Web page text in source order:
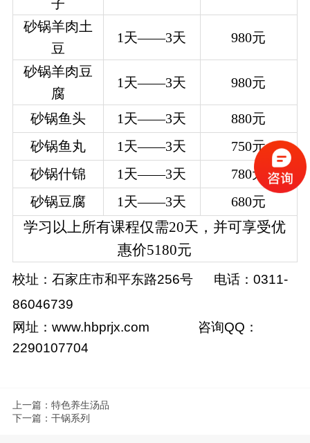
子
砂锅羊肉土
豆
1天——3天 980元
砂锅羊肉豆
腐
1天——3天 980元
砂锅鱼头 1天——3天 880元
砂锅鱼丸
1天——3天 750元
砂锅什锦
1天——3天 780元
砂锅豆腐
1天——3天 680元
学习以上所有课程仅需20天，并可享受优
惠价5180元
校址：石家庄市和平东路256号 电话： 0311-
86046739
网址： www.hbprjx.com 咨询QQ ：
2290107704
上一篇：特色养生汤品
下一篇：干锅系列